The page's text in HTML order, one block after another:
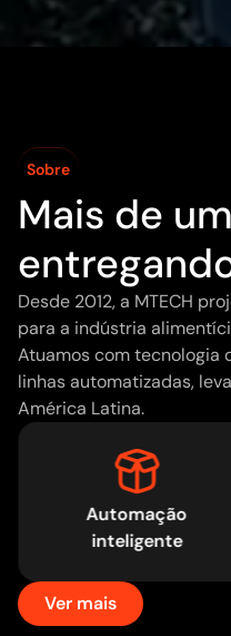
Sobre
Mais de
Desde 2012, a MTECH
para a indústria
Atuamos com tecnologia
linhas automatizadas,
América Latina.
Automação
inteligente
Ver mais